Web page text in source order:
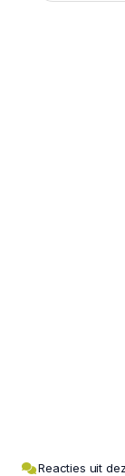
Reacties uit